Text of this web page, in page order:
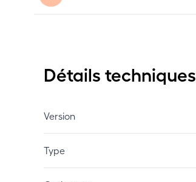
Détails techniques
Version
Type